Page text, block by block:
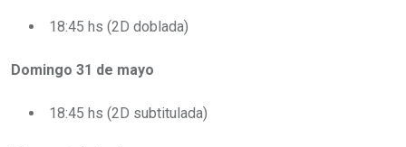
18:45 hs (2D doblada)
Domingo 31 de mayo
18:45 hs (2D subtitulada)